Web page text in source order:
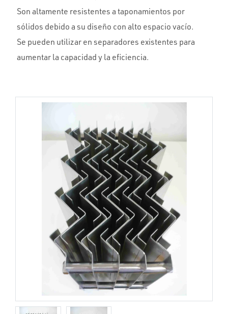
Son altamente resistentes a taponamientos por
sólidos debido a su diseño con alto espacio vacío.
Se pueden utilizar en separadores existentes para
aumentar la capacidad y la eficiencia.